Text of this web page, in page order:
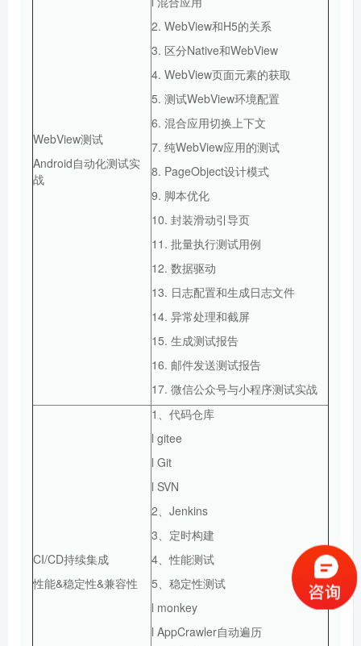
WebView测试
Android自动化测试实
战
2. WebView和H5的关系
3. 区分Native和WebView
4. WebView页面元素的获取
5. 测试WebView环境配置
6. 混合应用切换上下文
7. 纯WebView应用的测试
8. PageObject设计模式
9. 脚本优化
10. 封装滑动引导页
11. 批量执行测试用例
12. 数据驱动
13. 日志配置和生成日志文件
14. 异常处理和截屏
15. 生成测试报告
16. 邮件发送测试报告
17. 微信公众号与小程序测试实战
CI/CD持续集成
性能&稳定性&兼容性
1、代码仓库
l gitee
l Git
l SVN
2、Jenkins
3、定时构建
4、性能测试
5、稳定性测试
l monkey
l AppCrawler自动遍历